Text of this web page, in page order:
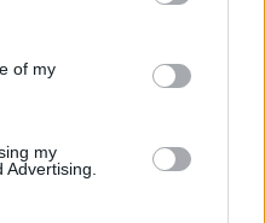
and its third-party tags to
purposes in below Google
of my
my
οι Αμερικανοί που
Λέσβο - Η αρχική
Κυψέλη και η σιωπή